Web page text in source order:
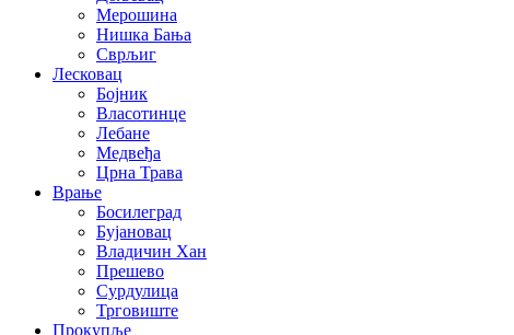
Мерошина
Нишка Бања
Сврљиг
Лесковац
Бојник
Власотинце
Лебане
Медвеђа
Црна Трава
Врање
Босилеград
Бујановац
Владичин Хан
Прешево
Сурдулица
Трговиште
Прокупље